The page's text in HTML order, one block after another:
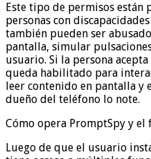
Este tipo de permisos están
personas con
también pueden ser
pantalla, simular
usuario. Si la persona
queda habilitado para
leer contenido en pantalla y
dueño del teléfono lo note.
Cómo opera PromptSpy y el
Luego de que el usuario